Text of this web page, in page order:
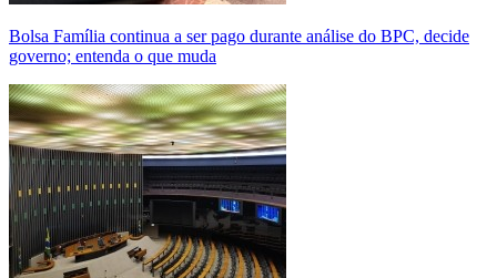
Bolsa Família continua a ser pago durante análise do BPC, decide
governo; entenda o que muda